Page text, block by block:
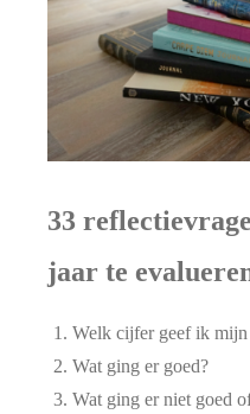
33
jaar te
Welk cijfer geef ik mijn
Wat ging er goed?
Wat ging er niet goed